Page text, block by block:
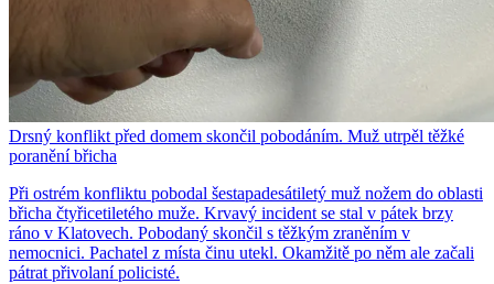
Drsný konflikt před domem skončil pobodáním. Muž utrpěl těžké
poranění břicha
Při ostrém konfliktu pobodal šestapadesátiletý muž nožem do oblasti
břicha čtyřicetiletého muže. Krvavý incident se stal v pátek brzy
ráno v Klatovech. Pobodaný skončil s těžkým zraněním v
nemocnici. Pachatel z místa činu utekl. Okamžitě po něm ale začali
pátrat přivolaní policisté.